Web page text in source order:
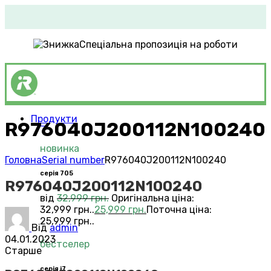
Спеціальна пропозиція на роботи
Продукти
новинка
серія 705
від 32,999грн. Оригінальна ціна:
32,999 грн..25,999 грн.Поточна ціна:
25,999 грн..
бестселер
серія i7
R976040J200112N100240
ГоловнаSerial numberR976040J200112N100240
R976040J200112N100240
Відadmin
04.01.2023
Старше